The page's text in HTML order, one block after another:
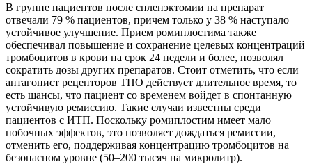
В группе пациентов после спленэктомии на препарат
отвечали 79 % пациентов, причем только у 38 % наступало
устойчивое улучшение. Прием ромиплостима также
обеспечивал повышение и сохранение целевых концентраций
тромбоцитов в крови на срок 24 недели и более, позволял
сократить дозы других препаратов. Стоит отметить, что если
антагонист рецепторов ТПО действует длительное время, то
есть шансы, что пациент со временем войдет в спонтанную
устойчивую ремиссию. Такие случаи известны среди
пациентов с ИТП. Поскольку ромиплостим имеет мало
побочных эффектов, это позволяет дождаться ремиссии,
отменить его, поддерживая концентрацию тромбоцитов на
безопасном уровне (50–200 тысяч на микролитр).